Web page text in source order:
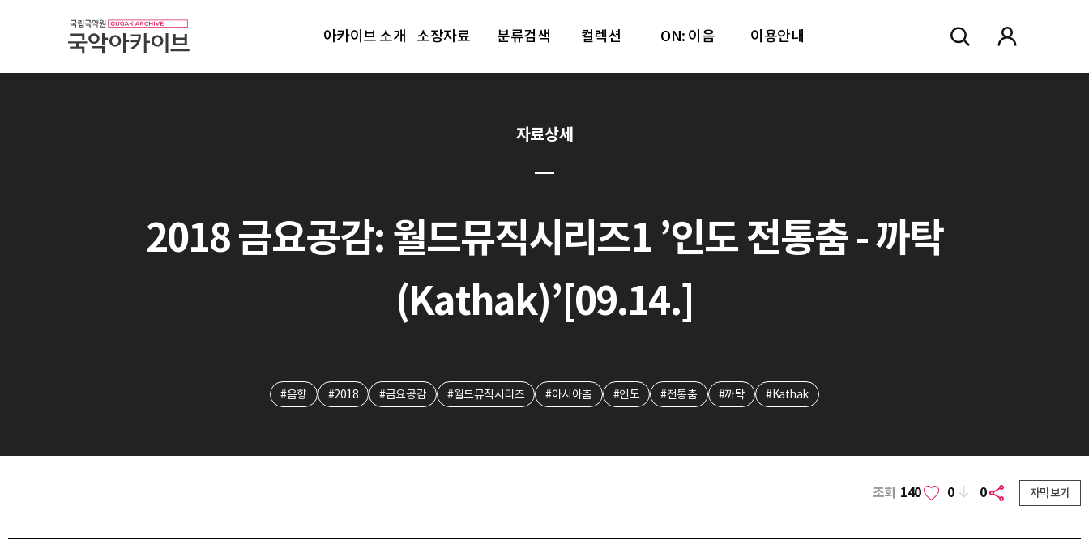
아카이브 소개 소장자료 분류검색 컬렉션 ON: 이음 이용안내
자료상세
2018 금요공감: 월드뮤직시리즈1 ’인도 전통춤 - 까탁
(Kathak)’[09.14.]
#음향 #2018 #금요공감 #월드뮤직시리즈 #아시아춤 #인도 #전통춤 #까탁 #Kathak
조회 140 0 0 자막보기